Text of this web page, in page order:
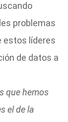
problemas
estos líderes
de datos a
que hemos
el de la